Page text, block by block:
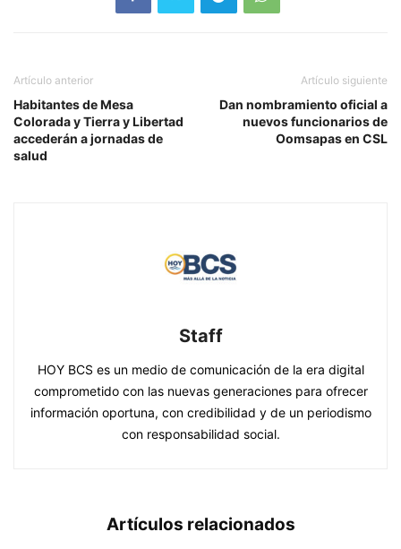
Artículo anterior
Habitantes de Mesa
Colorada y Tierra y Libertad
accederán a jornadas de
salud
Artículo siguiente
Dan nombramiento oficial a
nuevos funcionarios de
Oomsapas en CSL
Staff
HOY BCS es un medio de comunicación de la era digital
comprometido con las nuevas generaciones para ofrecer
información oportuna, con credibilidad y de un periodismo
con responsabilidad social.
Artículos relacionados